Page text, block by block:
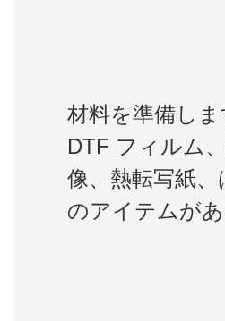
材料を準備しま
DTF フィルム
像、熱転写紙
のアイテムが